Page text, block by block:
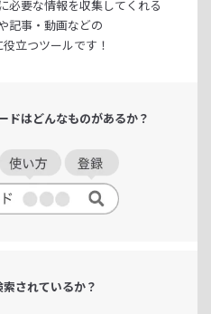
必要な情報を収集してくれる
記事・動画などの
立つツールです！
ドはどんなものがあるか？
索されているか？